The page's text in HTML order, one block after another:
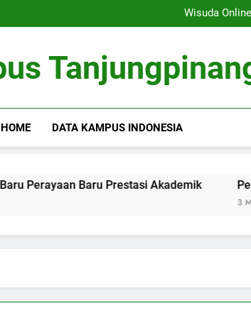
Wisuda
Peran Masyarakat
Wisuda
Peran Masyarakat dalamnya
HOME DATA KAMPUS INDONESIA
Baru Prestasi Akademik Peran
3 Months Ago